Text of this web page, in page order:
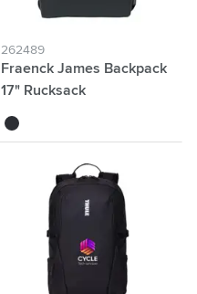
262489
Fraenck James Backpack
17" Rucksack
noir